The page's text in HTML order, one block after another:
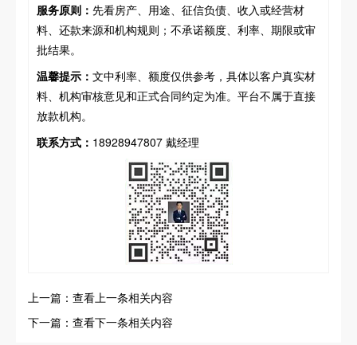
服务原则： 先看房产、用途、征信负债、收入或经营材
料、还款来源和机构规则；不承诺额度、利率、期限或审
批结果。
温馨提示： 文中利率、额度仅供参考，具体以客户真实材
料、机构审核意见和正式合同约定为准。平台不属于直接
放款机构。
联系方式： 18928947807 戴经理
上一篇：查看上一条相关内容
下一篇：查看下一条相关内容